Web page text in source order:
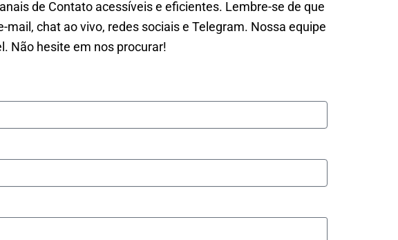
de Contato acessíveis e eficientes. Lembre-se de que
chat ao vivo, redes sociais e Telegram. Nossa equipe
Não hesite em nos procurar!